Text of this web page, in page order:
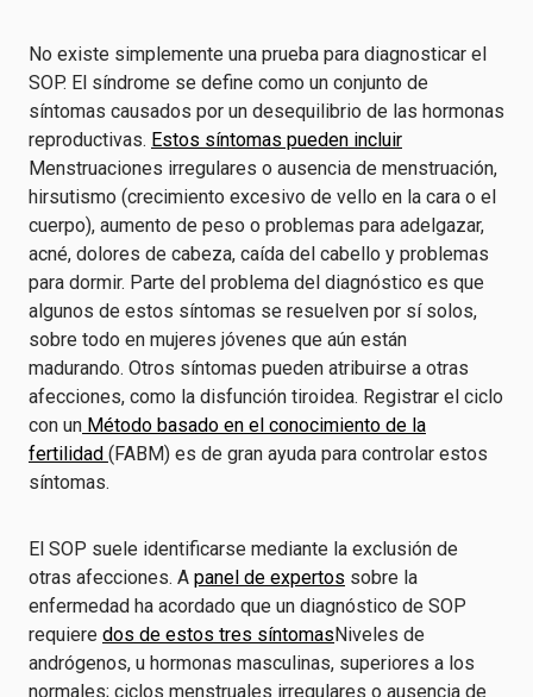
No existe simplemente una prueba para diagnosticar el
SOP. El síndrome se define como un conjunto de
síntomas causados por un desequilibrio de las hormonas
reproductivas. Estos síntomas pueden incluir
Menstruaciones irregulares o ausencia de menstruación,
hirsutismo (crecimiento excesivo de vello en la cara o el
cuerpo), aumento de peso o problemas para adelgazar,
acné, dolores de cabeza, caída del cabello y problemas
para dormir. Parte del problema del diagnóstico es que
algunos de estos síntomas se resuelven por sí solos,
sobre todo en mujeres jóvenes que aún están
madurando. Otros síntomas pueden atribuirse a otras
afecciones, como la disfunción tiroidea. Registrar el ciclo
con un Método basado en el conocimiento de la
fertilidad (FABM) es de gran ayuda para controlar estos
síntomas.
El SOP suele identificarse mediante la exclusión de
otras afecciones. A panel de expertos sobre la
enfermedad ha acordado que un diagnóstico de SOP
requiere dos de estos tres síntomasNiveles de
andrógenos, u hormonas masculinas, superiores a los
normales; ciclos menstruales irregulares o ausencia de